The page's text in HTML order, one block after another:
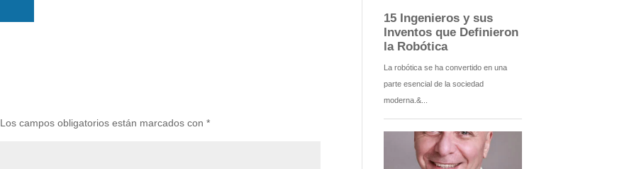
Los campos obligatorios están marcados con*